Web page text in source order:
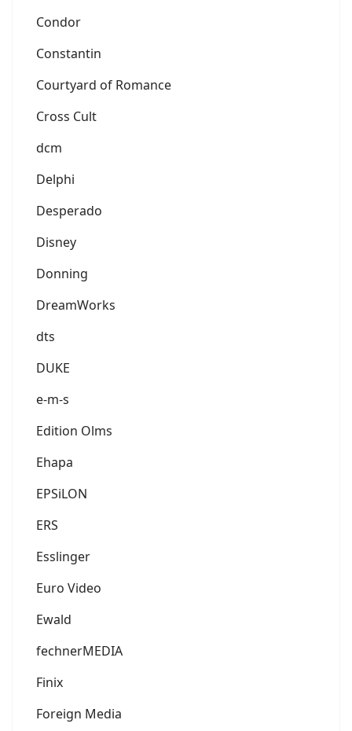
Condor
Constantin
Courtyard of Romance
Cross Cult
dcm
Delphi
Desperado
Disney
Donning
DreamWorks
dts
DUKE
e-m-s
Edition Olms
Ehapa
EPSiLON
ERS
Esslinger
Euro Video
Ewald
fechnerMEDIA
Finix
Foreign Media